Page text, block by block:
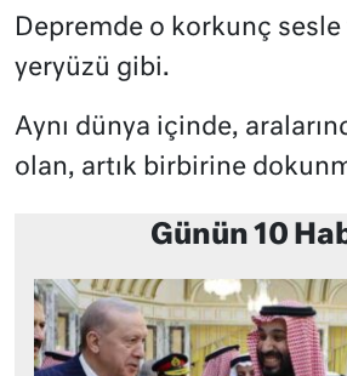
Depremde o korkunç sesle
yeryüzü gibi.
Aynı dünya içinde,
olan, artık birbirine
Günün 10